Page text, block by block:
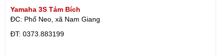
Yamaha 3S Tám Bích
ĐC: Phố Neo, xã Nam Giang
ÐT: 0373.883199